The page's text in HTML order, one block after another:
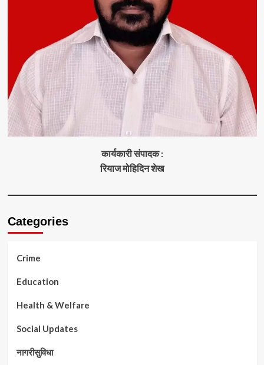
कार्यकारी संपादक :
रियाज मोहिदिन शेख
Categories
Crime
Education
Health & Welfare
Social Updates
नागरीसुविधा